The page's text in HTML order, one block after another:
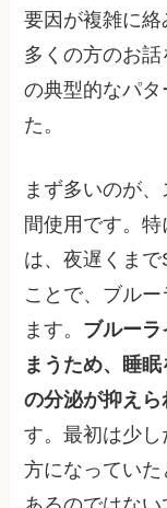
要因が複雑に
多くの方のお
の典型的なパ
た。
まず多いのが
間使用です。
は、夜遅くま
ことで、ブル
ます。 ブルー
まうため、睡
の分泌が抑え
す。最初は少
方になってい